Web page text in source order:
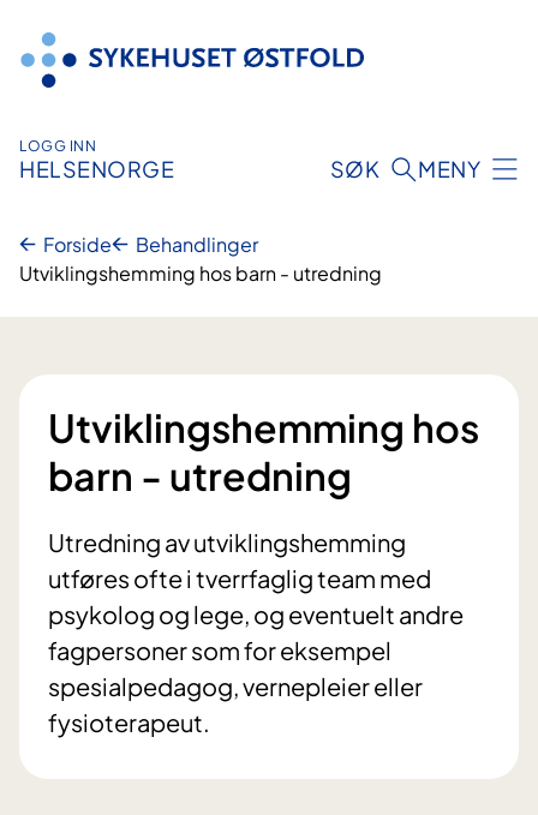
innhold
LOGG INN
HELSENORGE SØK MENY
Forside
Behandlinger
Utviklingshemming hos barn - utredning
Utviklingshemming hos
barn - utredning
Utredning av utviklingshemming
utføres ofte i tverrfaglig team med
psykolog og lege, og eventuelt andre
fagpersoner som for eksempel
spesialpedagog, vernepleier eller
fysioterapeut.